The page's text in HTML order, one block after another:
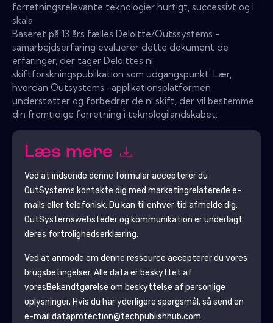
forretningsrelevante teknologier hurtigt, successivt og i
skala.
Baseret på 13 års fælles Deloitte/Outssystems -
samarbejdserfaring evaluerer dette dokument de
erfaringer, der tager Deloittes ni
skiftforskningspublikation som udgangspunkt. Lær,
hvordan Outsystems -applikationsplatformen
understøtter og forbedrer de ni skift, der vil bestemme
din fremtidige forretning i teknologilandskabet.
Læs mere
Ved at indsende denne formular accepterer du
OutSystems kontakte dig med marketingrelaterede e-
mails eller telefonisk. Du kan til enhver tid afmelde dig.
OutSystemswebsteder og kommunikation er underlagt
deres fortrolighedserklæring.
Ved at anmode om denne ressource accepterer du vores
brugsbetingelser. Alle data er beskyttet af
voresBekendtgørelse om beskyttelse af personlige
oplysninger. Hvis du har yderligere spørgsmål, så send en
e-mail dataprotection@techpublishhub.com